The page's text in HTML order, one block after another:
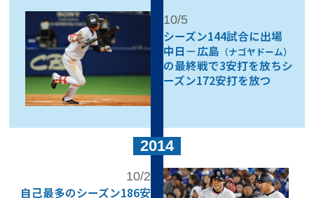
10/5
シーズン144試合に出場
中日－広島 （ナゴヤドーム）
の最終戦で3安打を放ちシ
ーズン172安打を放つ
2014
10/2
自己最多のシーズン186安